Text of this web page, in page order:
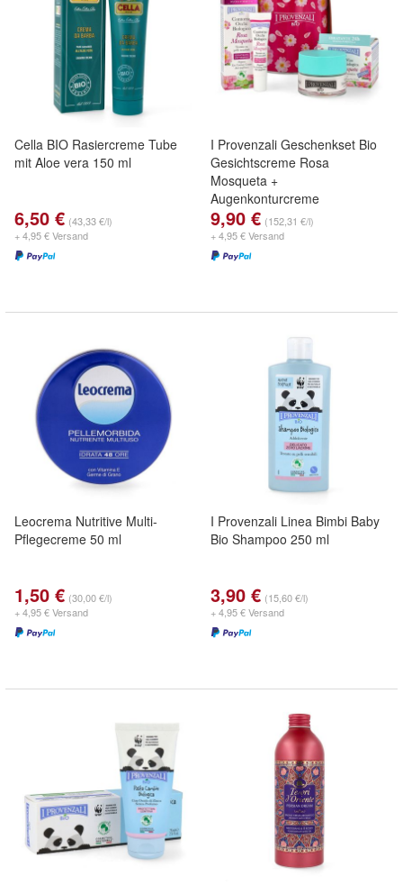
Cella BIO Rasiercreme Tube
mit Aloe vera 150 ml
6,50 € (43,33 €/l)
+ 4,95 € Versand
I Provenzali Geschenkset Bio
Gesichtscreme Rosa
Mosqueta +
Augenkonturcreme
9,90 € (152,31 €/l)
+ 4,95 € Versand
Leocrema Nutritive Multi-
Pflegecreme 50 ml
1,50 € (30,00 €/l)
+ 4,95 € Versand
I Provenzali Linea Bimbi Baby
Bio Shampoo 250 ml
3,90 € (15,60 €/l)
+ 4,95 € Versand